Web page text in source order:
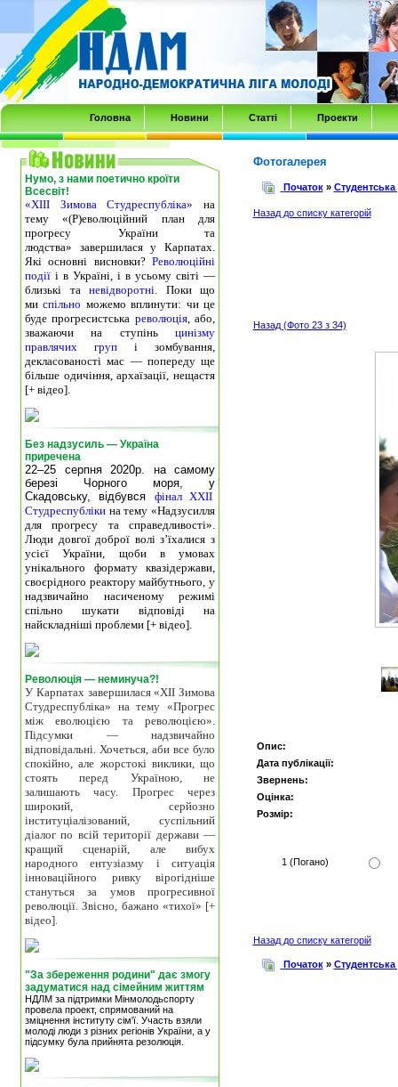
Transmenu
powered
by
JoomlArt.com
-
Mambo
Joomla
Professional
Templates
Club
Головна Новини Статті Проекти
Нумо, з нами поетично кроїти
Всесвіт!
«ХІІІ Зимова Студреспубліка» на
тему «(Р)еволюційний план для
прогресу України та
людства» завершилася у Карпатах.
Які основні висновки? Революційні
події і в Україні, і в усьому світі —
близькі та невідворотні. Поки що
миспільно можемо вплинути: чи це
буде прогресистська революція, або,
зважаючи на ступінь цинізму
правлячих груп і зомбування,
декласованості мас — попереду ще
більше одичіння, архаїзації, нещастя
[+ відео].
Без надзусиль — Україна
приречена
22–25 серпня 2020р. на самому
березі Чорного моря, у
Скадовську, відбувся фінал XXII
Студреспубліки на тему «Надзусилля
для прогресу та справедливості».
Люди довгої доброї волі з’їхалися з
усієї України, щоби в умовах
унікального формату квазідержави,
своєрідного реактору майбутнього, у
надзвичайно насиченому режимі
спільно шукати відповіді на
найскладніші проблеми [+ відео].
Революція — неминуча?!
У Карпатах завершилася «ХІІ Зимова
Студреспубліка» на тему «Прогрес
між еволюцією та революцією».
Підсумки — надзвичайно
відповідальні. Хочеться, аби все було
спокійно, але жорстокі виклики, що
стоять перед Україною, не
залишають часу. Прогрес через
широкий, серйозно
інституціалізований, суспільний
діалог по всій території держави —
кращий сценарій, але вибух
народного ентузіазму і ситуація
інноваційного ривку вірогідніше
стануться за умов прогресивної
революції. Звісно, бажано «тихої» [+
відео].
"За збереження родини" дає змогу
задуматися над сімейним життям
НДЛМ за підтримки Мінмолодьспорту
провела проект, спрямований на
зміцнення інституту сім'ї. Участь взяли
молоді люди з різних регіонів України, а у
підсумку була прийнята резолюція.
Фотогалерея
Початок» Студентська
Назад до списку категорій
Назад (Фото 23 з 34)
Опис:
Дата публікації:
Звернень:
Оцінка:
Розмір:
1 (Погано)
Назад до списку категорій
Початок» Студентська